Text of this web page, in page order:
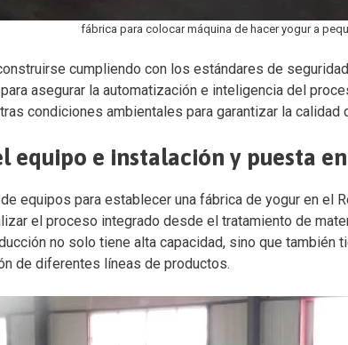
fábrica para colocar máquina de hacer yogur a
cumpliendo con los estándares de
asegurar la automatización e inteligencia del
condiciones ambientales para garantizar la calidad
equipo e instalación y puesta
equipos para establecer una fábrica de yogur en el
el proceso integrado desde el tratamiento de
no solo tiene alta capacidad, sino que también
de diferentes líneas de productos.